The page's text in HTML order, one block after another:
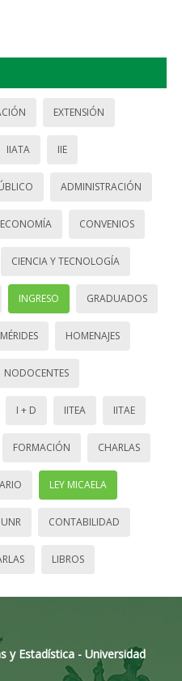
EXTENSIÓN
IIATA IIE
ADMINISTRACIÓN
ECONOMÍA CONVENIOS
CIENCIA Y TECNOLOGÍA
INGRESO GRADUADOS
HOMENAJES
NODOCENTES
I + D IITEA IITAE
FORMACIÓN CHARLAS
LEY MICAELA
UNR CONTABILIDAD
LIBROS
y Estadística - Universidad